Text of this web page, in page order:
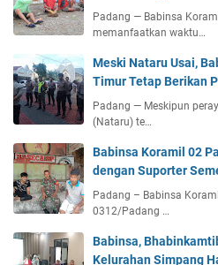
Padang — Babinsa
memanfaatkan waktu…
Meski Nataru Usai,
Timur Tetap Berikan
Padang — Meskipun
(Nataru) te…
Babinsa Koramil 02
dengan Suporter
Padang – Babinsa
0312/Padang …
Babinsa,
Kelurahan Simpang